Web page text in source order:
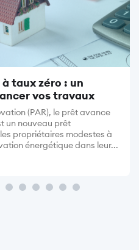
taux zéro : un
vos travaux
(PAR), le prêt avance
un nouveau prêt
propriétaires modestes à
énergétique dans leur...